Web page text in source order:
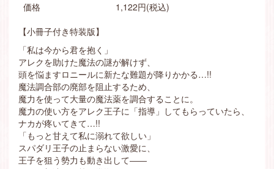
価格
1,122円(税込)
【小冊子付き特装版】
「私は今から君を抱く」
アレクを助けた魔法の謎が解けず、
頭を悩ますロニールに新たな難題が降りかかる…!!
魔法調合部の廃部を阻止するため、
魔力を使って大量の魔法薬を調合することに。
魔力の使い方をアレク王子に「指導」してもらっていたら、
ナカが疼いてきて…!!
「もっと甘えて私に溺れて欲しい」
スパダリ王子の止まらない激愛に、
王子を狙う勢力も動き出して――